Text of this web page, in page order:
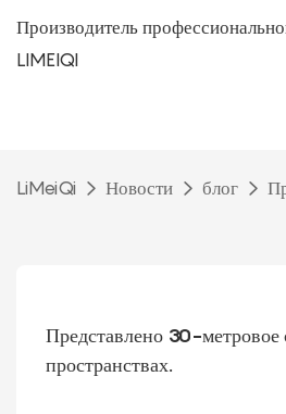
Производитель
LIMEIQI
LiMeiQi Новости блог
Представлено 30-метровое
пространствах.